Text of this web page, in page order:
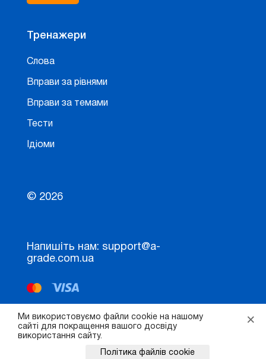
Ми використовуємо файли cookie на нашому
сайті для покращення вашого досвіду
використання сайту.
×
Політика файлів cookie
Тренажери
Слова
Вправи за рівнями
Вправи за темами
Тести
Ідіоми
© 2026
Напишіть нам: support@a-
grade.com.ua